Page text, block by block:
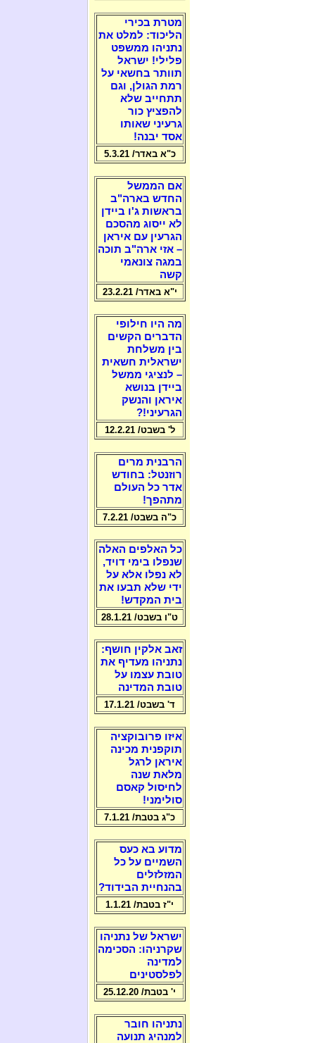
מטרת בכירי
הליכוד: למלט את
נתניהו ממשפט
פלילי! ישראל
תוותר בחשאי על
רמת הגולן, וגם
תתחייב שלא
להפציץ כור
גרעיני שאותו
אסד יבנה!
כ"א באדר/ 5.3.21
אם הממשל
החדש בארה"ב
בראשות ג'ו ביידן
לא ייסוג מהסכם
הגרעין עם איראן
– אזי ארה"ב תוכה
במגה צונאמי
קשה
י"א באדר/ 23.2.21
מה היו חילופי
הדברים הקשים
בין משלחת
ישראלית חשאית
– לנציגי ממשל
ביידן בנושא
איראן והנשק
הגרעיני!?
ל' בשבט/ 12.2.21
הרבנית מרים
רוזנטל: בחודש
אדר כל העולם
מתהפך!
כ"ה בשבט/ 7.2.21
כל האלפים האלה
שנפלו בימי דויד,
לא נפלו אלא על
ידי שלא תבעו את
בית המקדש!
ט"ו בשבט/ 28.1.21
זאב אלקין חושף:
נתניהו מעדיף את
טובת עצמו על
טובת המדינה
ד' בשבט/ 17.1.21
איזו פרובוקציה
תוקפנית מכינה
איראן לרגל
מלאת שנה
לחיסול קאסם
סולימני!
כ"ג בטבת/ 7.1.21
מדוע בא כעס
השמיים על כל
המזלזלים
בהנחיית הבידוד?
י"ז בטבת/ 1.1.21
ישראל של נתניהו
שקרניהו: הסכימה
למדינה
לפלסטינים
י' בטבת/ 25.12.20
נתניהו חובר
למנהיג תנועה